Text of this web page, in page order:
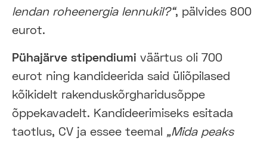
lendan roheenergia lennukil?“, pälvides 800
eurot.
Pühajärve stipendiumi väärtus oli 700
eurot ning kandideerida said üliõpilased
kõikidelt rakenduskõrgharidusõppe
õppekavadelt. Kandideerimiseks esitada
taotlus, CV ja essee teemal „Mida peaks